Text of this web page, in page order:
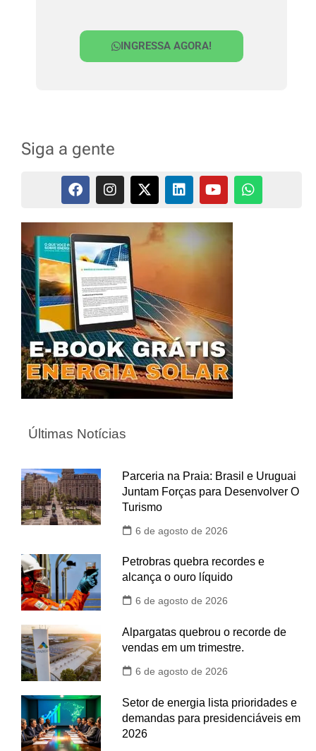
INGRESSA AGORA!
Siga a gente
Últimas Notícias
Parceria na Praia: Brasil e Uruguai
Juntam Forças para Desenvolver O
Turismo
6 de agosto de 2026
Petrobras quebra recordes e
alcança o ouro líquido
6 de agosto de 2026
Alpargatas quebrou o recorde de
vendas em um trimestre.
6 de agosto de 2026
Setor de energia lista prioridades e
demandas para presidenciáveis em
2026